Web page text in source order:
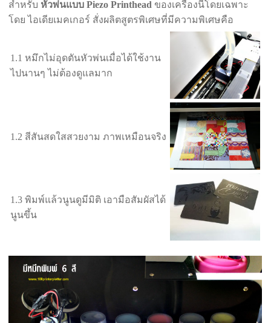
สำหรับ หัวพ่นแบบ Piezo Printhead ของเครื่องนี้โดยเฉพาะ
โดย ไอเดียเมคเกอร์ สั่งผลิตสูตรพิเศษที่มีความพิเศษคือ
1.1 หมึกไม่อุดตันหัวพ่นเมื่อได้ใช้งาน
ไปนานๆ ไม่ต้องดูแลมาก
1.2 สีสันสดใสสวยงาม ภาพเหมือนจริง
1.3 พิมพ์แล้วนูนดูมีมิติ เอามือสัมผัสได้
นูนขึ้น